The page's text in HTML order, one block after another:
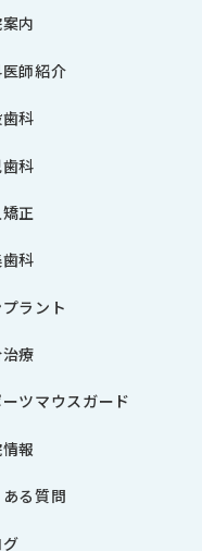
内
師紹介
科
科
正
科
ラント
療
ツマウスガード
報
る質問